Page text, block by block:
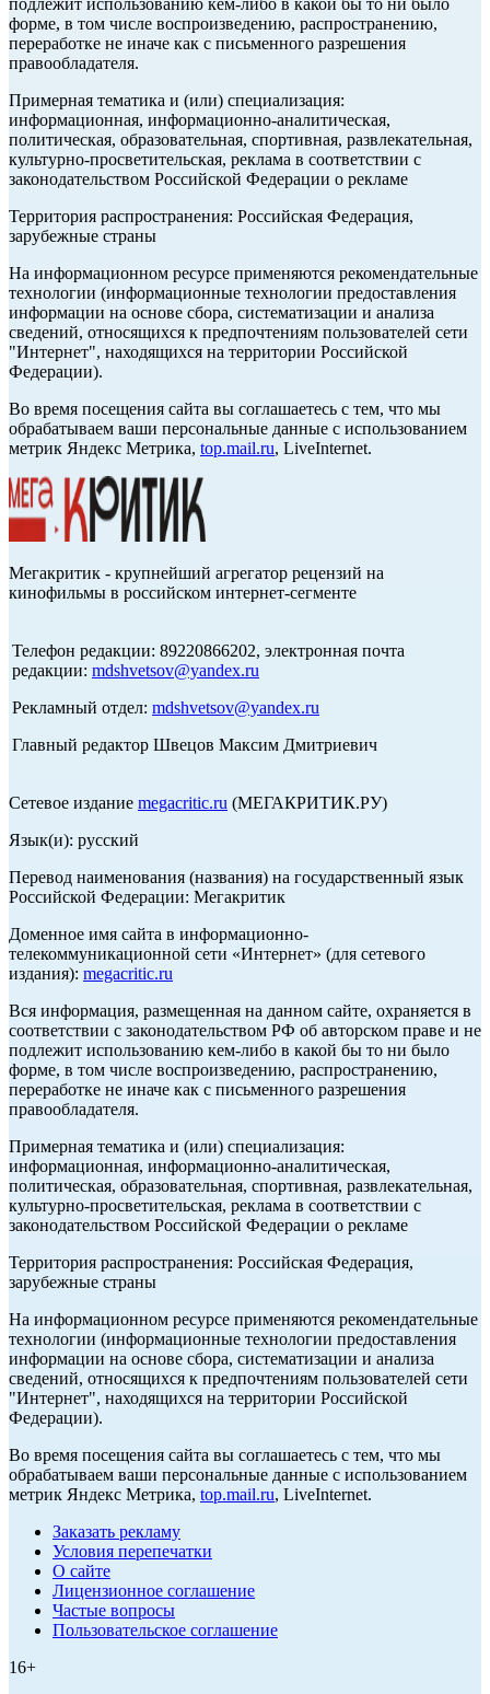
подлежит использованию кем-либо в какой бы то ни было
форме, в том числе воспроизведению, распространению,
переработке не иначе как с письменного разрешения
правообладателя.
Примерная тематика и (или) специализация:
информационная, информационно-аналитическая,
политическая, образовательная, спортивная, развлекательная,
культурно-просветительская, реклама в соответствии с
законодательством Российской Федерации о рекламе
Территория распространения: Российская Федерация,
зарубежные страны
На информационном ресурсе применяются рекомендательные
технологии (информационные технологии предоставления
информации на основе сбора, систематизации и анализа
сведений, относящихся к предпочтениям пользователей сети
"Интернет", находящихся на территории Российской
Федерации).
Во время посещения сайта вы соглашаетесь с тем, что мы
обрабатываем ваши персональные данные с использованием
метрик Яндекс Метрика, top.mail.ru, LiveInternet.
Мегакритик - крупнейший агрегатор рецензий на
кинофильмы в российском интернет-сегменте
Телефон редакции: 89220866202, электронная почта
редакции: mdshvetsov@yandex.ru
Рекламный отдел: mdshvetsov@yandex.ru
Главный редактор Швецов Максим Дмитриевич
Сетевое издание megacritic.ru (МЕГАКРИТИК.РУ)
Язык(и): русский
Перевод наименования (названия) на государственный язык
Российской Федерации: Мегакритик
Доменное имя сайта в информационно-
телекоммуникационной сети «Интернет» (для сетевого
издания): megacritic.ru
Вся информация, размещенная на данном сайте, охраняется в
соответствии с законодательством РФ об авторском праве и не
подлежит использованию кем-либо в какой бы то ни было
форме, в том числе воспроизведению, распространению,
переработке не иначе как с письменного разрешения
правообладателя.
Примерная тематика и (или) специализация:
информационная, информационно-аналитическая,
политическая, образовательная, спортивная, развлекательная,
культурно-просветительская, реклама в соответствии с
законодательством Российской Федерации о рекламе
Территория распространения: Российская Федерация,
зарубежные страны
На информационном ресурсе применяются рекомендательные
технологии (информационные технологии предоставления
информации на основе сбора, систематизации и анализа
сведений, относящихся к предпочтениям пользователей сети
"Интернет", находящихся на территории Российской
Федерации).
Во время посещения сайта вы соглашаетесь с тем, что мы
обрабатываем ваши персональные данные с использованием
метрик Яндекс Метрика, top.mail.ru, LiveInternet.
Заказать рекламу
Условия перепечатки
О сайте
Лицензионное соглашение
Частые вопросы
Пользовательское соглашение
16+